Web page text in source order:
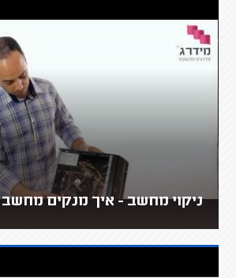
ניקוי מחשב - איך מנקים מחשב